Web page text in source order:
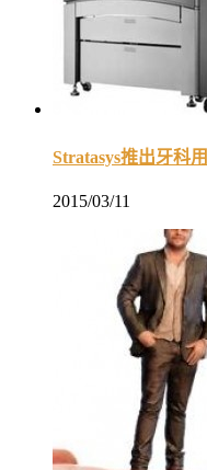
Stratasys推出牙科
2015/03/11